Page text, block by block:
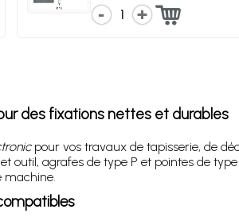
1
des fixations nettes et durables
pour vos travaux de tapisserie, de
outil, agrafes de type P et pointes de
machine.